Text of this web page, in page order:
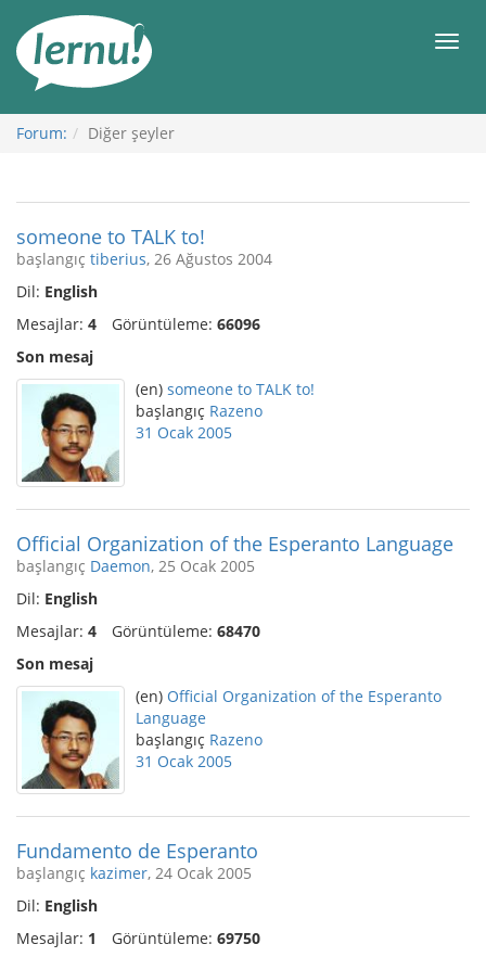
Görüntüleme
Forum: Diğer şeyler
someone to TALK to!
başlangıç tiberius, 26 Ağustos 2004
Dil: English
Mesajlar: 4 Görüntüleme: 66096
Son mesaj
(en) someone to TALK to!
başlangıç Razeno
31 Ocak 2005
Official Organization of the Esperanto Language
başlangıç Daemon, 25 Ocak 2005
Dil: English
Mesajlar: 4 Görüntüleme: 68470
Son mesaj
(en) Official Organization of the Esperanto
Language
başlangıç Razeno
31 Ocak 2005
Fundamento de Esperanto
başlangıç kazimer, 24 Ocak 2005
Dil: English
Mesajlar: 1 Görüntüleme: 69750